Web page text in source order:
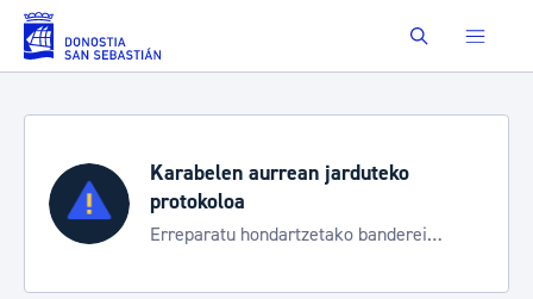
Eduki nagusira joan Buscar
Karabelen aurrean jarduteko
protokoloa
Erreparatu hondartzetako banderei